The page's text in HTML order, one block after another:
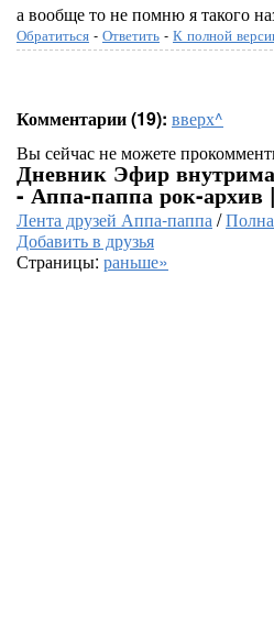
а вообще то не помню я такого
Обратиться - Ответить - К полной
Комментарии (19): вверх^
Вы сейчас не можете
Дневник Эфир
- Аппа-паппа рок-архив |
Лента друзей Аппа-паппа/
Добавить в друзья
Страницы: раньше»